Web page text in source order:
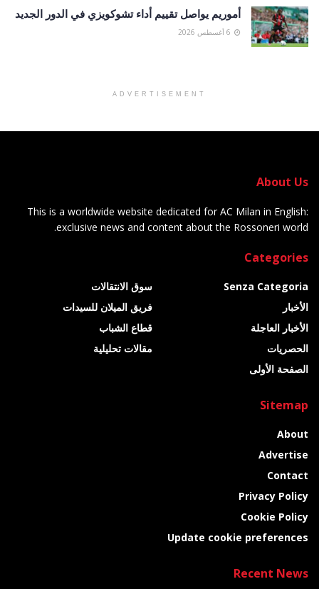
أموريم يواصل تقييم أداء تشوكويزي في الدور الجديد
ADVERTISEMENT
About Us
This is a worldwide website dedicated for AC Milan in English:
exclusive news and content about the Rossoneri world.
Categories
Senza Categoria
الأخبار
الأخبار العاجلة
الحصريات
الصفحة الأولى
سوق الانتقالات
فريق الميلان للسيدات
قطاع الشباب
مقالات تحليلية
Sitemap
About
Advertise
Contact
Privacy Policy
Cookie Policy
Update cookie preferences
Recent News